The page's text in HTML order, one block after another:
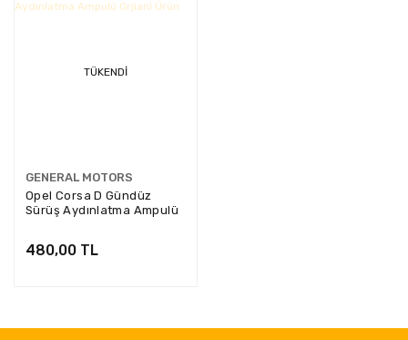
TÜKENDI
GENERAL MOTORS
Opel Corsa D Gündüz
Sürüş Aydınlatma Ampulü
480,00 TL